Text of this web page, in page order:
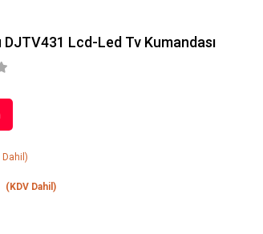
Lcd-Led Tv Kumandası
Dahil)
(KDV Dahil)